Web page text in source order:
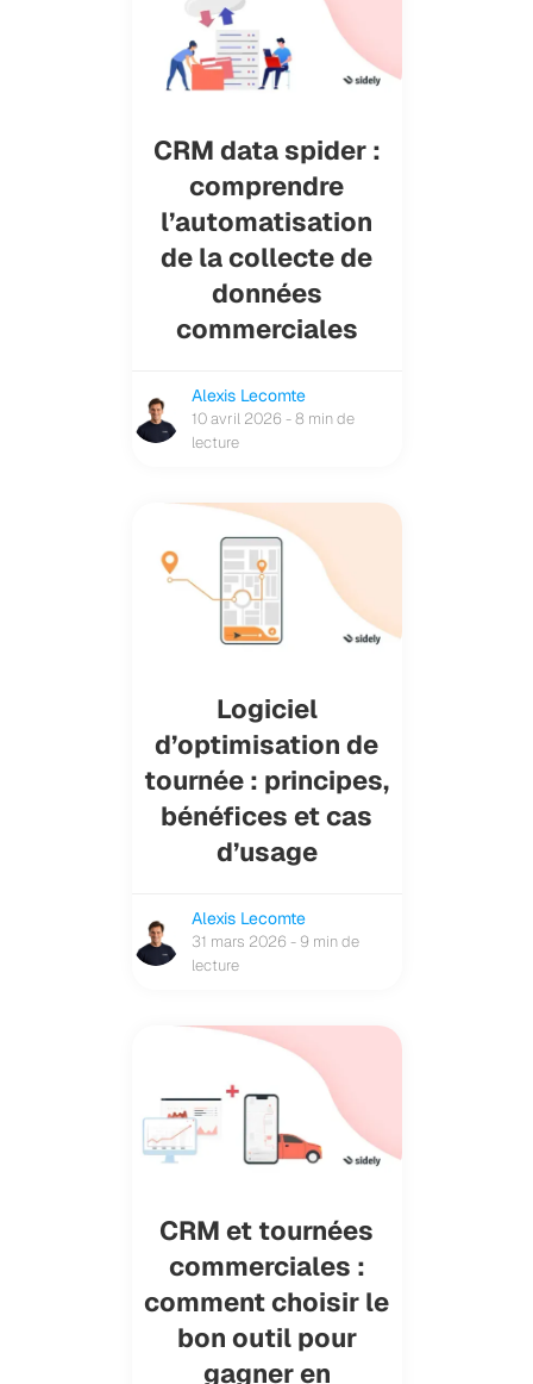
CRM data spider :
comprendre
l’automatisation
de la collecte de
données
commerciales
Alexis Lecomte
10 avril 2026 - 8 min de
lecture
Logiciel
d’optimisation de
tournée : principes,
bénéfices et cas
d’usage
Alexis Lecomte
31 mars 2026 - 9 min de
lecture
CRM et tournées
commerciales :
comment choisir le
bon outil pour
gagner en